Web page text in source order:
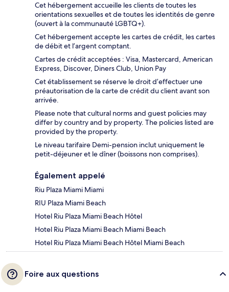
Cet hébergement accueille les clients de toutes les
orientations sexuelles et de toutes les identités de genre
(ouvert à la communauté LGBTQ+).
Cet hébergement accepte les cartes de crédit, les cartes
de débit et l’argent comptant.
Cartes de crédit acceptées : Visa, Mastercard, American
Express, Discover, Diners Club, Union Pay
Cet établissement se réserve le droit d’effectuer une
préautorisation de la carte de crédit du client avant son
arrivée.
Please note that cultural norms and guest policies may
differ by country and by property. The policies listed are
provided by the property.
Le niveau tarifaire Demi-pension inclut uniquement le
petit-déjeuner et le dîner (boissons non comprises).
Également appelé
Riu Plaza Miami Miami
RIU Plaza Miami Beach
Hotel Riu Plaza Miami Beach Hôtel
Hotel Riu Plaza Miami Beach Miami Beach
Hotel Riu Plaza Miami Beach Hôtel Miami Beach
Foire aux questions